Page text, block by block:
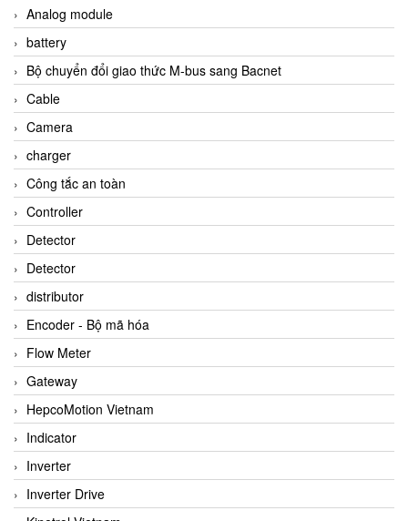
Analog module
battery
Bộ chuyển đổi giao thức M-bus sang Bacnet
Cable
Camera
charger
Công tắc an toàn
Controller
Detector
Detector
distributor
Encoder - Bộ mã hóa
Flow Meter
Gateway
HepcoMotion Vietnam
Indicator
Inverter
Inverter Drive